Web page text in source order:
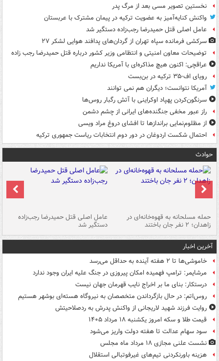
نخستین تصویر مسی بعد از مرگ پدر
واکنش کنایه‌آمیز به عضویت ترکیه در پیمان مشترک با عربستان
عامل اصلی قتل حمیدرضا رجب‌زاده دستگیر شد
سرکشی فرمانده سپاه تهران از گردان‌های پدافند هوایی لشکر ۲۷
توضیحات معاون امنیتی و انتظامی وزیر کشور درباره قتل حمیدرضا رجب زاده
عراقچی: اکنون هیچ مذاکره‌ای با آمریکا نداریم
رویای اف-۳۵ ترکیه در بن‌بست
آمریکا نتوانست؛ دیگران هم نمی توانند
سرنگون‌کردن پهپاد اوکراینی با آتش رگبار روس‌ها
راز عبور مخفی جنگنده‌های ایرانی از چشم دشمن
از مظلوم‌نمایی براندازها تا افشای دروغ مراد ویسی
احتمال شکست اردوغان در دور دوم انتخابات ریاست جمهوری ترکیه
حوادث
حمله مسلحانه به قهوه‌خانه‌ای در
زاهدان؛ ۲ نفر جان باختند
عامل اصلی قتل حمیدرضا رجب‌زاده
دستگیر شد
آخرین اخبار
خاموشی‌ها تا ۲ هفته آینده به حداقل می‌رسد
مرشایمر: ترامپ فهمیده امکان پیروزی در جنگ علیه ایران وجود ندارد
درستکار: بنای ما بر اخراج نایب قهرمان جهان نیست
روس‌اتم: در حال بازگرداندن متخصصان به نیروگاه هسته‌ای بوشهر هستیم
روایت فرزند شهید لاریجانی از واکنش پدرش به ردصلاحیتش
قیمت طلا و سکه امروز یکشنبه ۱۸ مرداد ۱۴۰۵
سود سهام عدالت تا هفته دولت واریز می‌شود
نشست علنی مجازی ۱۸ مرداد ماه مجلس
هزینه باورنکردنی تیم‌های غیرفوتبالی استقلال